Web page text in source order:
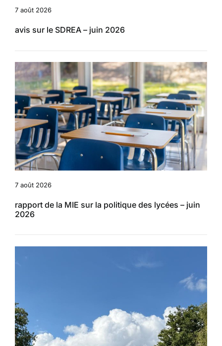
7 août 2026
avis sur le SDREA – juin 2026
7 août 2026
rapport de la MIE sur la politique des lycées – juin
2026